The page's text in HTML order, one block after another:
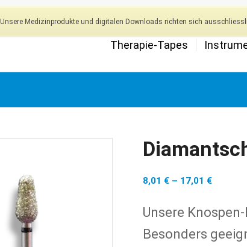
Unsere Medizinprodukte und digitalen Downloads richten sich
Therapie-Tapes
8,01 € – 17,01 €
Unsere
Besonders